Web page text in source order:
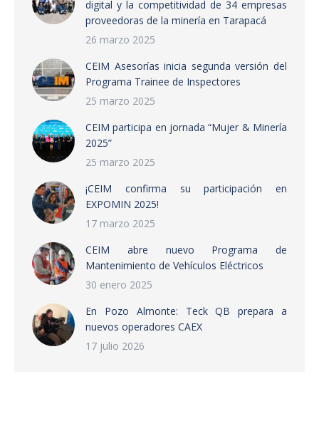
digital y la competitividad de 34 empresas
proveedoras de la minería en Tarapacá
26 marzo 2025
CEIM Asesorías inicia segunda versión del
Programa Trainee de Inspectores
25 marzo 2025
CEIM participa en jornada “Mujer & Minería
2025”
25 marzo 2025
¡CEIM confirma su participación en
EXPOMIN 2025!
17 marzo 2025
CEIM abre nuevo Programa de
Mantenimiento de Vehículos Eléctricos
30 enero 2025
En Pozo Almonte: Teck QB prepara a
nuevos operadores CAEX
17 julio 2026